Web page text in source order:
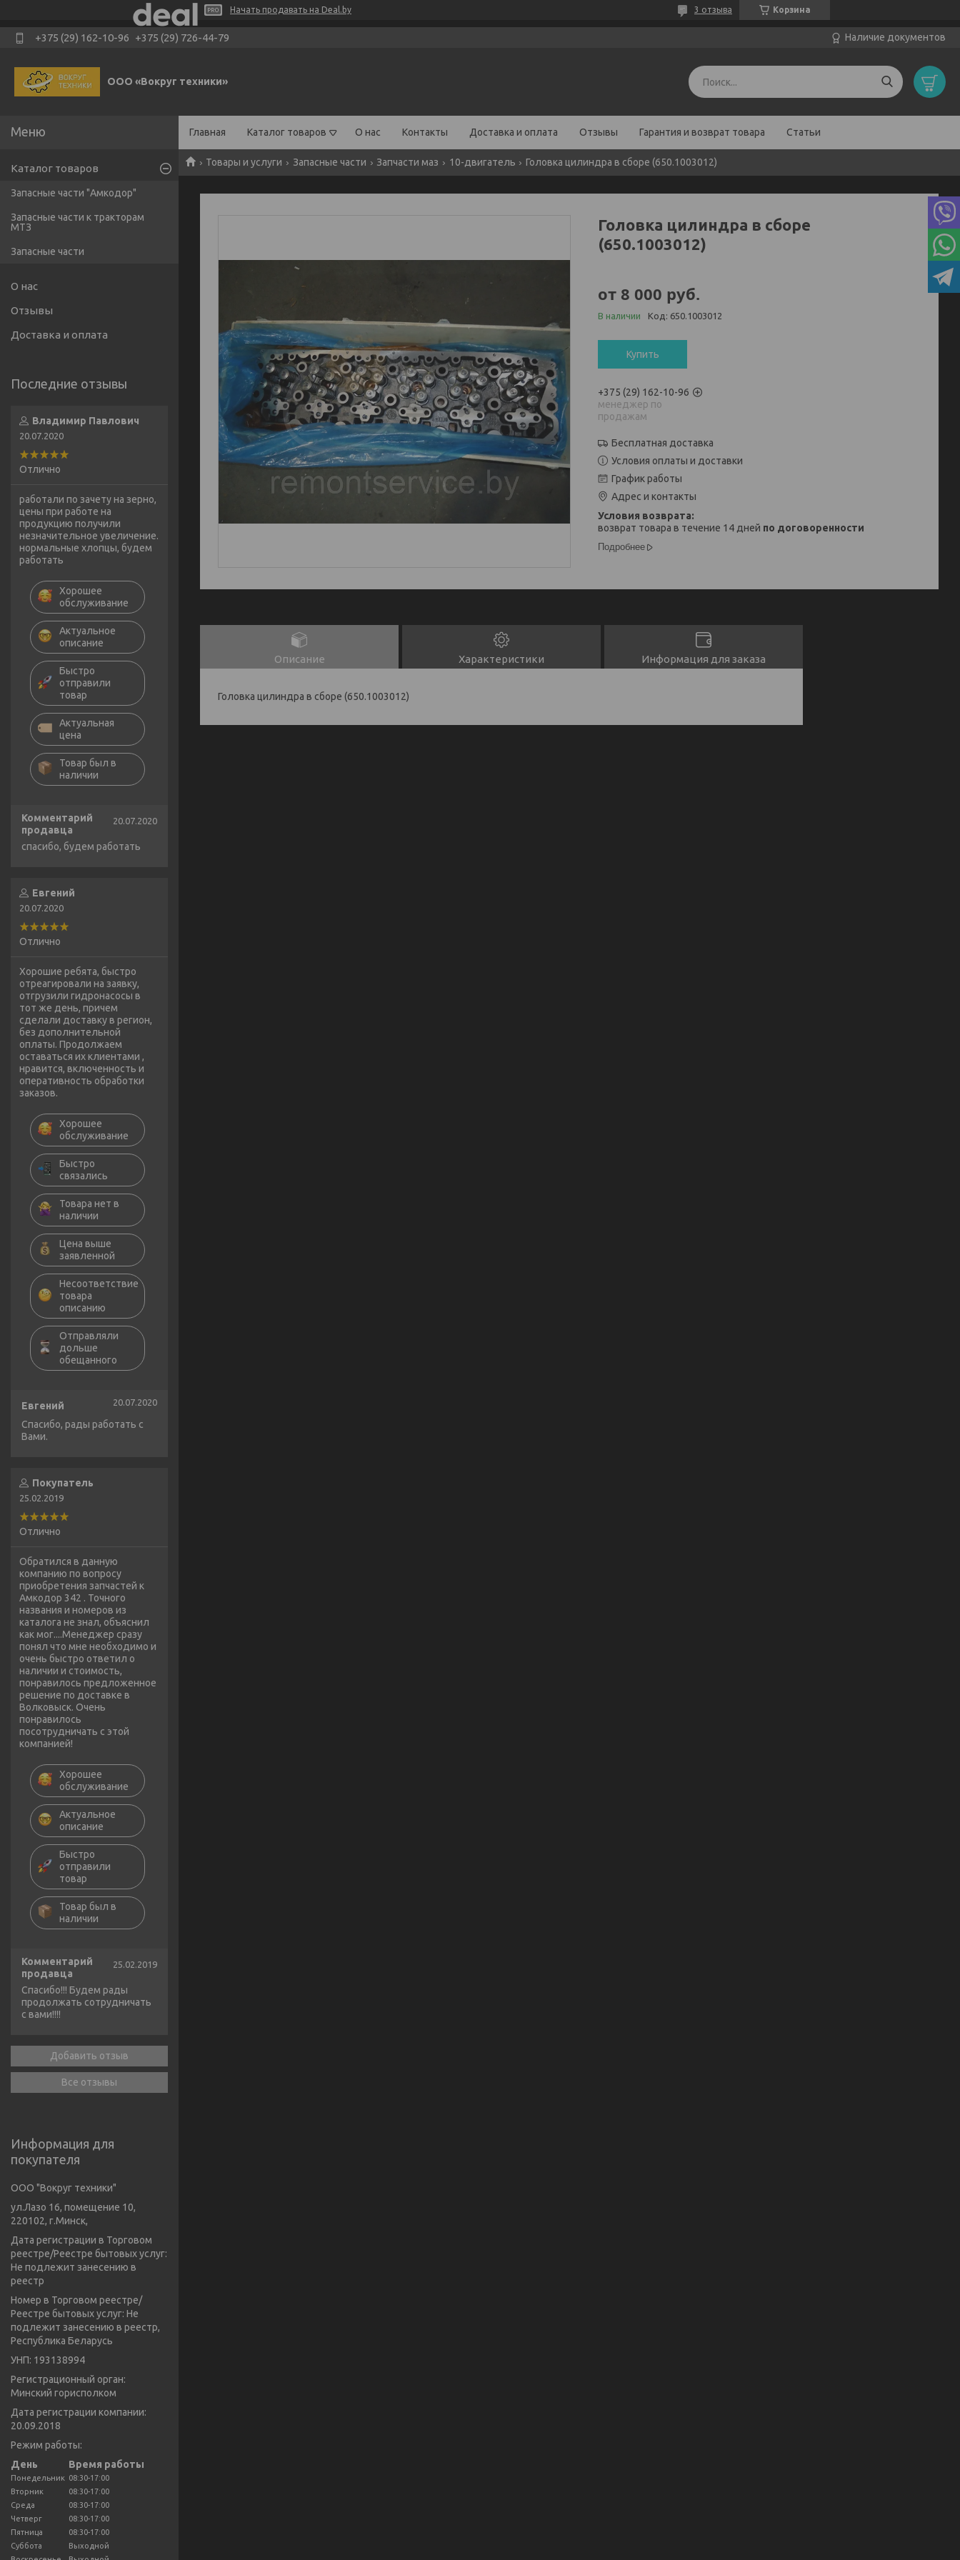
Начать продавать на Deal.by Корзина
3 отзыва
+375 (29) 162-10-96 +375 (29) 726-44-79 Наличие документов
ООО «Вокруг техники»
Главная Каталог товаров О нас Контакты Доставка и оплата Отзывы Гарантия и возврат товара Статьи
Товары и услуги Запасные части Запчасти маз 10-двигатель Головка цилиндра в сборе (650.1003012)
Головка цилиндра в сборе
(650.1003012)
от 8 000 руб.
В наличии Код: 650.1003012
Купить
+375 (29) 162-10-96
менеджер по
продажам
Бесплатная доставка
Условия оплаты и доставки
График работы
Адрес и контакты
возврат товара в течение 14 дней по договоренности
Подробнее
Описание Характеристики Информация для заказа
Головка цилиндра в сборе (650.1003012)
Каталог товаров
Запасные части "Амкодор"
Запасные части к тракторам
МТЗ
Запасные части
О нас
Отзывы
Доставка и оплата
Владимир Павлович
20.07.2020
Отлично
работали по зачету на зерно,
цены при работе на
продукцию получили
незначительное увеличение.
нормальные хлопцы, будем
работать
Хорошее
обслуживание
Актуальное
описание
Быстро
отправили
товар
Актуальная
цена
Товар был в
наличии
Комментарий
продавца
20.07.2020
спасибо, будем работать
Евгений
20.07.2020
Отлично
Хорошие ребята, быстро
отреагировали на заявку,
отгрузили гидронасосы в
тот же день, причем
сделали доставку в регион,
без дополнительной
оплаты. Продолжаем
оставаться их клиентами ,
нравится, включенность и
оперативность обработки
заказов.
Хорошее
обслуживание
Быстро
связались
Товара нет в
наличии
Цена выше
заявленной
Несоответствие
товара
описанию
Отправляли
дольше
обещанного
Евгений 20.07.2020
Спасибо, рады работать с
Вами.
Покупатель
25.02.2019
Отлично
Обратился в данную
компанию по вопросу
приобретения запчастей к
Амкодор 342 . Точного
названия и номеров из
каталога не знал, объяснил
как мог....Менеджер сразу
понял что мне необходимо и
очень быстро ответил о
наличии и стоимость,
понравилось предложенное
решение по доставке в
Волковыск. Очень
понравилось
посотрудничать с этой
компанией!
Хорошее
обслуживание
Актуальное
описание
Быстро
отправили
товар
Товар был в
наличии
Комментарий
продавца
25.02.2019
Спасибо!!! Будем рады
продолжать сотрудничать
с вами!!!!
Добавить отзыв
Все отзывы
Информация для
покупателя
ООО "Вокруг техники"
ул.Лазо 16, помещение 10,
220102, г.Минск,
Дата регистрации в Торговом
реестре/Реестре бытовых услуг:
Не подлежит занесению в
реестр
Номер в Торговом реестре/
Реестре бытовых услуг: Не
подлежит занесению в реестр,
Республика Беларусь
УНП: 193138994
Регистрационный орган:
Минский горисполком
Дата регистрации компании:
20.09.2018
Режим работы:
День
Время работы
Понедельник 08:30-17:00
Вторник
08:30-17:00
Среда
08:30-17:00
Четверг
08:30-17:00
Пятница
08:30-17:00
Суббота
Выходной